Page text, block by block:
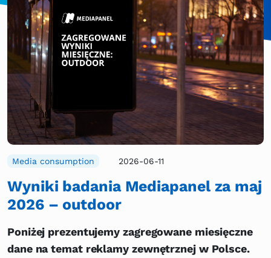
Media consumption 2026-06-11
Wyniki badania Mediapanel za maj
2026 – outdoor
Poniżej prezentujemy zagregowane miesięczne
dane na temat reklamy zewnętrznej w Polsce.